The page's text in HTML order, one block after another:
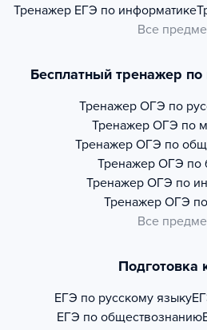
Тренажер ЕГЭ по информатике
Все
Бесплатный тренажер
Тренажер ОГЭ по
Тренажер ОГЭ по
Тренажер ОГЭ по
Тренажер ОГЭ по
Тренажер ОГЭ по
Тренажер ОГЭ
Все
Подготовка
ЕГЭ по русскому языку
ЕГЭ по обществознанию